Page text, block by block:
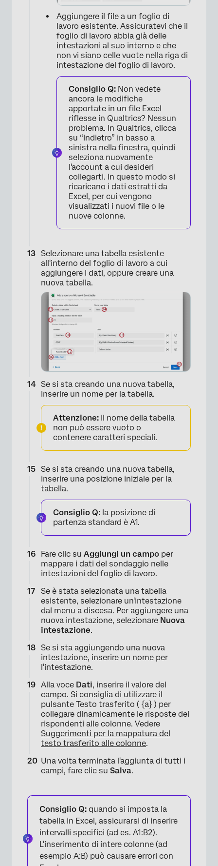
×
×
Aggiungere il file a un foglio di
lavoro esistente. Assicuratevi che il
foglio di lavoro abbia già delle
intestazioni al suo interno e che
non vi siano celle vuote nella riga di
intestazione del foglio di lavoro.
Consiglio Q: Non vedete
ancora le modifiche
apportate in un file Excel
riflesse in Qualtrics? Nessun
problema. In Qualtrics, clicca
su “Indietro” in basso a
sinistra nella finestra, quindi
seleziona nuovamente
l'account a cui desideri
collegarti. In questo modo si
ricaricano i dati estratti da
Excel, per cui vengono
visualizzati i nuovi file o le
nuove colonne.
Selezionare una tabella esistente
all'interno del foglio di lavoro a cui
aggiungere i dati, oppure creare una
nuova tabella.
×
Se si sta creando una nuova tabella,
inserire un nome per la tabella.
Attenzione: Il nome della tabella
non può essere vuoto o
contenere caratteri speciali.
Se si sta creando una nuova tabella,
inserire una posizione iniziale per la
tabella.
Consiglio Q: la posizione di
partenza standard è A1.
Fare clic su Aggiungi un campo per
mappare i dati del sondaggio nelle
intestazioni del foglio di lavoro.
Se è stata selezionata una tabella
esistente, selezionare un'intestazione
dal menu a discesa. Per aggiungere una
nuova intestazione, selezionare Nuova
intestazione.
Se si sta aggiungendo una nuova
intestazione, inserire un nome per
l'intestazione.
Alla voce Dati, inserire il valore del
campo. Si consiglia di utilizzare il
pulsante Testo trasferito ( {a} ) per
collegare dinamicamente le risposte dei
rispondenti alle colonne. Vedere
Suggerimenti per la mappatura del
testo trasferito alle colonne.
Una volta terminata l'aggiunta di tutti i
campi, fare clic su Salva.
Consiglio Q: quando si imposta la
tabella in Excel, assicurarsi di inserire
intervalli specifici (ad es. A1:B2).
L'inserimento di intere colonne (ad
esempio A:B) può causare errori con